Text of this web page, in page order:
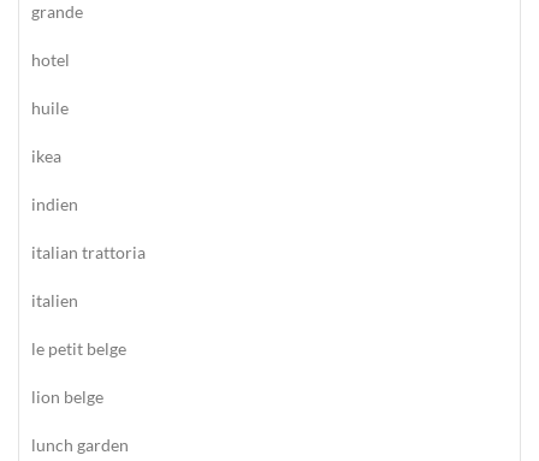
grande
hotel
huile
ikea
indien
italian trattoria
italien
le petit belge
lion belge
lunch garden